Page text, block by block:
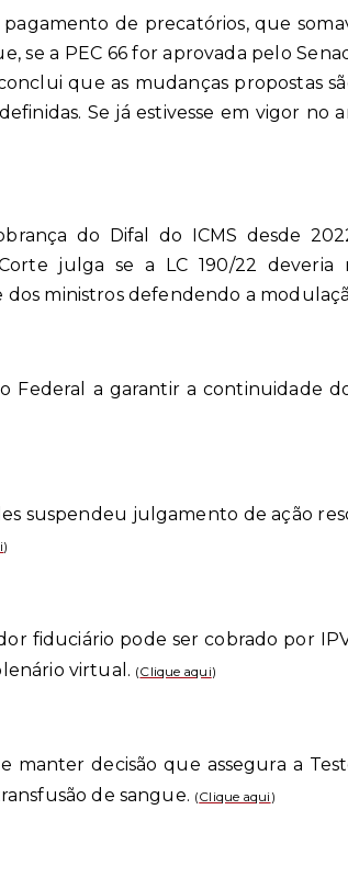
de precatórios, que
se a PEC 66 for aprovada pelo
que as mudanças propostas
Se já estivesse em vigor no
do Difal do ICMS desde
julga se a LC 190/22 deveria
dos ministros defendendo a
Federal a garantir a continuidade
suspendeu julgamento de ação
)
fiduciário pode ser cobrado por
virtual. (Clique aqui)
manter decisão que assegura a
de sangue. (Clique aqui )